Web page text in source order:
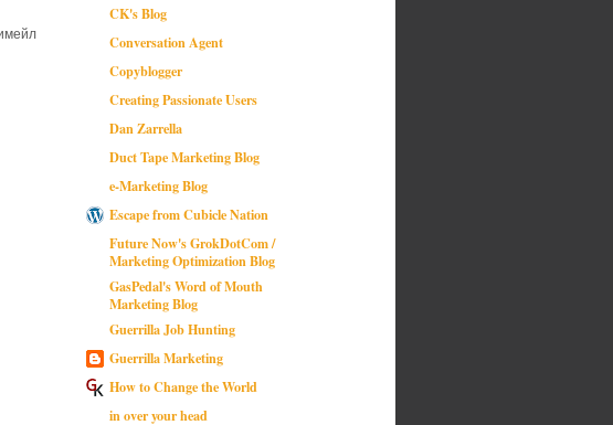
CK's Blog
Conversation Agent
Copyblogger
Creating Passionate Users
Dan Zarrella
Duct Tape Marketing Blog
e-Marketing Blog
Escape from Cubicle Nation
Future Now's GrokDotCom /
Marketing Optimization Blog
GasPedal's Word of Mouth
Marketing Blog
Guerrilla Job Hunting
Guerrilla Marketing
How to Change the World
in over your head